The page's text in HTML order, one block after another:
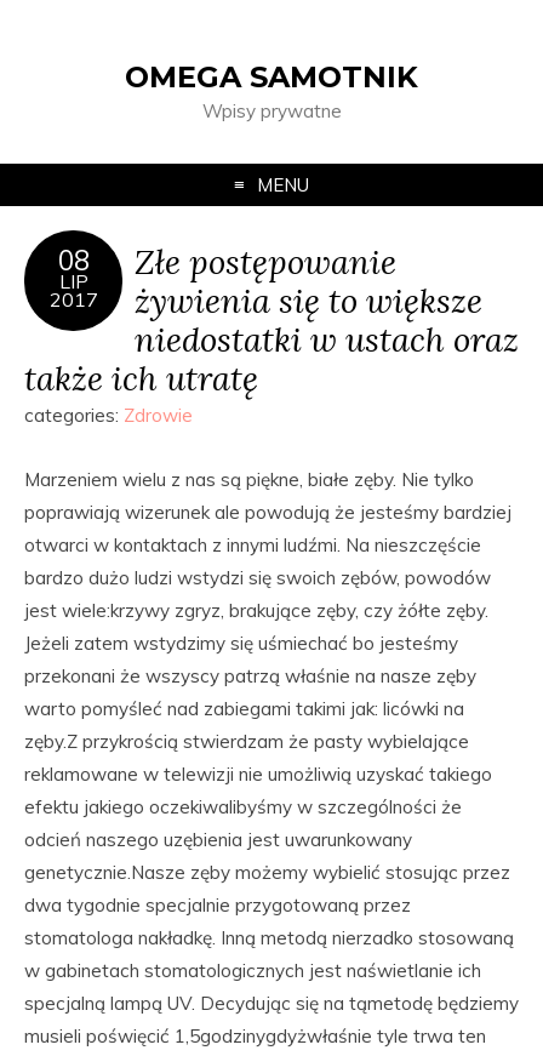
OMEGA SAMOTNIK
Wpisy prywatne
MENU
08
LIP
2017
Złe postępowanie
żywienia się to większe
niedostatki w ustach oraz
także ich utratę
categories: Zdrowie
Marzeniem wielu z nas są piękne, białe zęby. Nie tylko
poprawiają wizerunek ale powodują że jesteśmy bardziej
otwarci w kontaktach z innymi ludźmi. Na nieszczęście
bardzo dużo ludzi wstydzi się swoich zębów, powodów
jest wiele:krzywy zgryz, brakujące zęby, czy żółte zęby.
Jeżeli zatem wstydzimy się uśmiechać bo jesteśmy
przekonani że wszyscy patrzą właśnie na nasze zęby
warto pomyśleć nad zabiegami takimi jak: licówki na
zęby.Z przykrością stwierdzam że pasty wybielające
reklamowane w telewizji nie umożliwią uzyskać takiego
efektu jakiego oczekiwalibyśmy w szczególności że
odcień naszego uzębienia jest uwarunkowany
genetycznie.Nasze zęby możemy wybielić stosując przez
dwa tygodnie specjalnie przygotowaną przez
stomatologa nakładkę. Inną metodą nierzadko stosowaną
w gabinetach stomatologicznych jest naświetlanie ich
specjalną lampą UV. Decydując się na tąmetodę będziemy
musieli poświęcić 1,5godzinygdyżwłaśnie tyle trwa ten